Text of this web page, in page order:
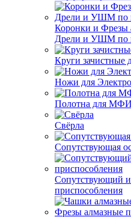
Коронки и Фрезы
Дрели и УШМ по
Круги
Ножи для
Полотна для МФИ
Свёрла
Сопутствующая
Сопутствующий
приспособления